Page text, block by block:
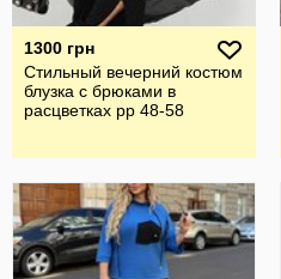
1300 грн
Стильный вечерний костюм
блузка с брюками в
расцветках рр 48-58